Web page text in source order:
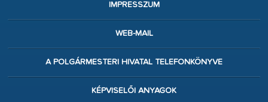
IMPRESSZUM
WEB-MAIL
A POLGÁRMESTERI HIVATAL TELEFONKÖNYVE
KÉPVISELŐI ANYAGOK